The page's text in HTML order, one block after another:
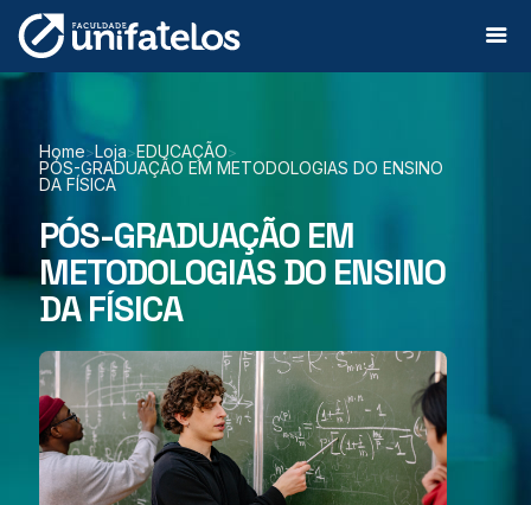
Home>Loja>EDUCAÇÃO>
PÓS-GRADUAÇÃO EM METODOLOGIAS DO ENSINO
DA FÍSICA
PÓS-GRADUAÇÃO EM
METODOLOGIAS DO ENSINO
DA FÍSICA